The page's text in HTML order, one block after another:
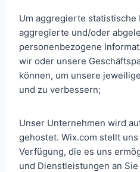
Um aggregierte statistische
aggregierte und/oder
personenbezogene
wir oder unsere
können, um unsere
und zu verbessern;
Unser Unternehmen wird
gehostet. Wix.com stellt
Verfügung, die es uns
und Dienstleistungen an